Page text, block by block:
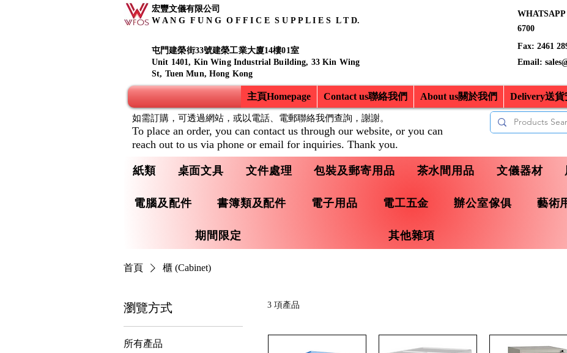
宏豐文儀有限公司
W A N G F U N G O F F I C E S U P P L I E S L T D.
屯門建榮街33號建榮工業大廈14樓01室
Unit 1401, Kin Wing Industrial Building, 33 Kin Wing
St, Tuen Mun, Hong Kong
6700
Fax: 2461
Email:
主頁Homepage Contact us聯絡我們 About us關於我們 Delivery送貨
紙類 桌面文具 文件處理 包裝及郵寄用品 茶水間用品 文儀器材
電腦及配件 書簿類及配件 電子用品 電工五金 辦公室傢俱 藝術
期間限定 其他雜項
如需訂購，可透過網站，或以電話、電郵聯絡我們查詢， 謝謝。
To place an order, you can contact us through our website, or you can
reach out to us via phone or email for inquiries. Thank you.
首頁 櫃 (Cabinet)
瀏覽方式
所有產品
3 項產品